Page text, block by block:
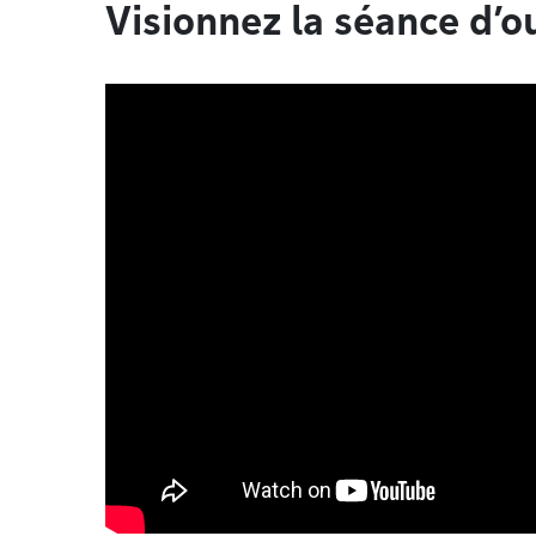
Visionnez la séance